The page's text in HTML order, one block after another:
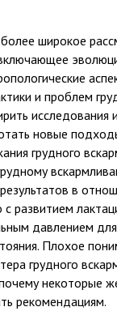
широкое
и проблем
исследования
новые
грудного
в
развитием
давлением
Плохое
грудного
некоторые
рекомендациям.